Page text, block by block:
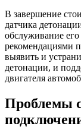
В завершение
датчика
обслуживание его
рекомендациями
выявить и
детонации, и
двигателя
Проблемы